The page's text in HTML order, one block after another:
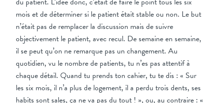
mois et de déterminer si le patient était stable ou non. Le but
n’était pas de remplacer la discussion mais de suivre
objectivement le patient, avec recul. De semaine en semaine,
il se peut qu’on ne remarque pas un changement. Au
quotidien, vu le nombre de patients, tu n’es pas attentif à
chaque détail. Quand tu prends ton cahier, tu te dis : « Sur
les six mois, il n’a plus de logement, il a perdu trois dents, ses
habits sont sales, ça ne va pas du tout ! », ou, au contraire : «